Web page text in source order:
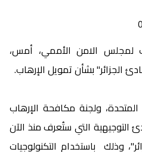
لمجلس الامن الأممي، أمس،
الجزائر" بشأن تمويل الإرهاب.
ولجنة مكافحة الإرهاب
التوجيهية التي ستُعرف منذ الآن
وذلك باستخدام التكنولوجيات